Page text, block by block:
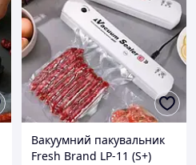
Вакуумний пакувальник
Fresh Brand LP-11 (S+)